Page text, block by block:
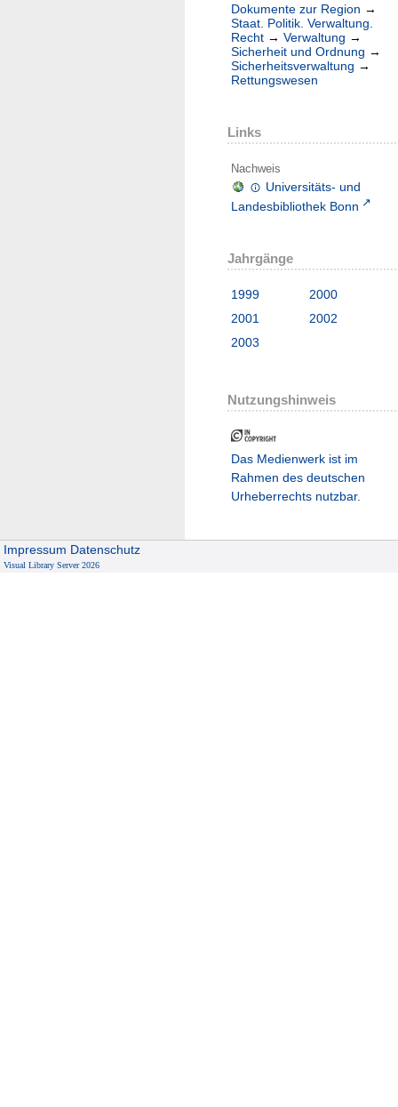
Dokumente zur Region →
Staat. Politik. Verwaltung.
Recht → Verwaltung →
Sicherheit und Ordnung →
Sicherheitsverwaltung →
Rettungswesen
Links
Nachweis
Universitäts- und
Landesbibliothek Bonn
Jahrgänge
1999
2000
2001
2002
2003
Nutzungshinweis
Das Medienwerk ist im
Rahmen des deutschen
Urheberrechts nutzbar.
Impressum Datenschutz
Visual Library Server 2026